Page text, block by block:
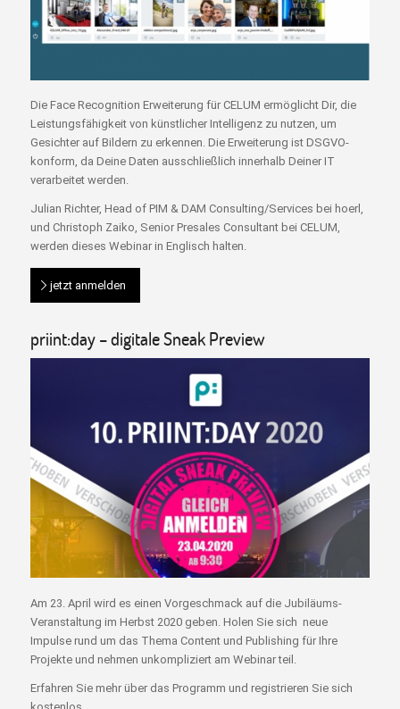
Die Face Recognition Erweiterung für CELUM ermöglicht Dir, die
Leistungsfähigkeit von künstlicher Intelligenz zu nutzen, um
Gesichter auf Bildern zu erkennen. Die Erweiterung ist DSGVO-
konform, da Deine Daten ausschließlich innerhalb Deiner IT
verarbeitet werden.
Julian Richter, Head of PIM & DAM Consulting/Services bei hoerl,
und Christoph Zaiko, Senior Presales Consultant bei CELUM,
werden dieses Webinar in Englisch halten.
jetzt anmelden
priint:day – digitale Sneak Preview
Am 23. April wird es einen Vorgeschmack auf die Jubiläums-
Veranstaltung im Herbst 2020 geben. Holen Sie sich neue
Impulse rund um das Thema Content und Publishing für Ihre
Projekte und nehmen unkompliziert am Webinar teil.
Erfahren Sie mehr über das Programm und registrieren Sie sich